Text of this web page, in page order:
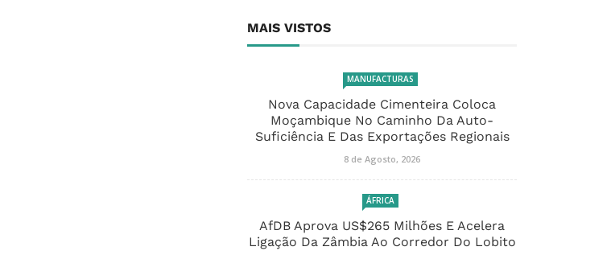
MAIS VISTOS
MANUFACTURAS
Nova Capacidade Cimenteira Coloca
Moçambique No Caminho Da Auto-
Suficiência E Das Exportações Regionais
8 de Agosto, 2026
ÁFRICA
AfDB Aprova US$265 Milhões E Acelera
Ligação Da Zâmbia Ao Corredor Do Lobito